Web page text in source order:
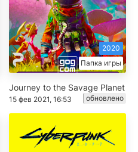
Папка игры
2020
Journey to the Savage Planet
15 фев 2021, 16:53 обновлено